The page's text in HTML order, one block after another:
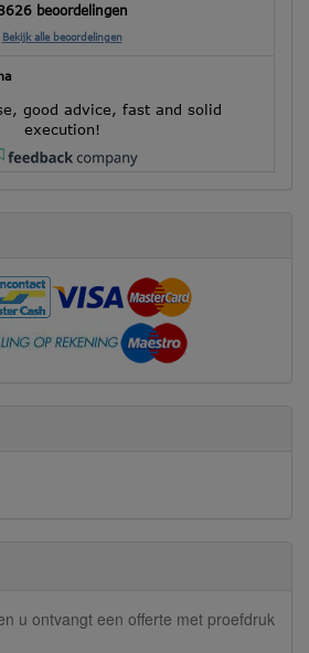
beoordelingen
Bekijk alle beoordelingen
good advice, fast and solid
execution!
u ontvangt een offerte met proefdruk